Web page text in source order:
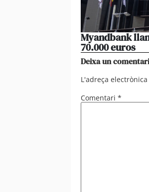
Myandbank
70.000 euros
Deixa un comentari
L'adreça
Comentari *